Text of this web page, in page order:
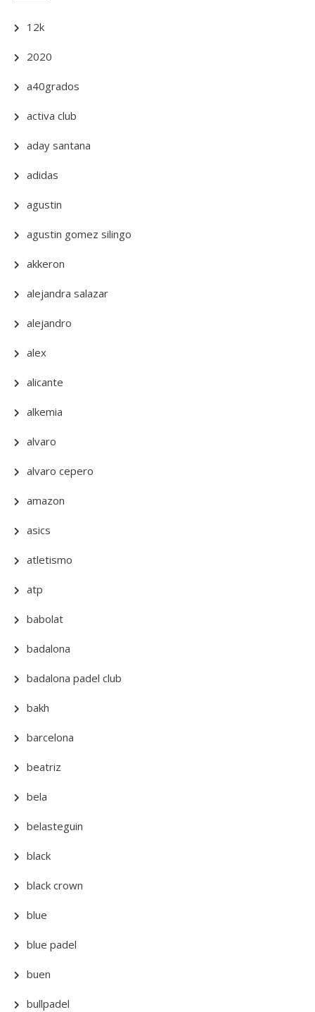
12k
2020
a40grados
activa club
aday santana
adidas
agustin
agustin gomez silingo
akkeron
alejandra salazar
alejandro
alex
alicante
alkemia
alvaro
alvaro cepero
amazon
asics
atletismo
atp
babolat
badalona
badalona padel club
bakh
barcelona
beatriz
bela
belasteguin
black
black crown
blue
blue padel
buen
bullpadel